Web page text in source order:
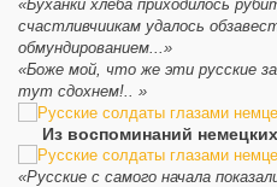
«Буханки хлеба приходилось
счастливчиикам удалось
обмундированием...»
«Боже мой, что же эти русские
тут сдохнем!.. »
Из воспоминаний
«Русские с самого начала